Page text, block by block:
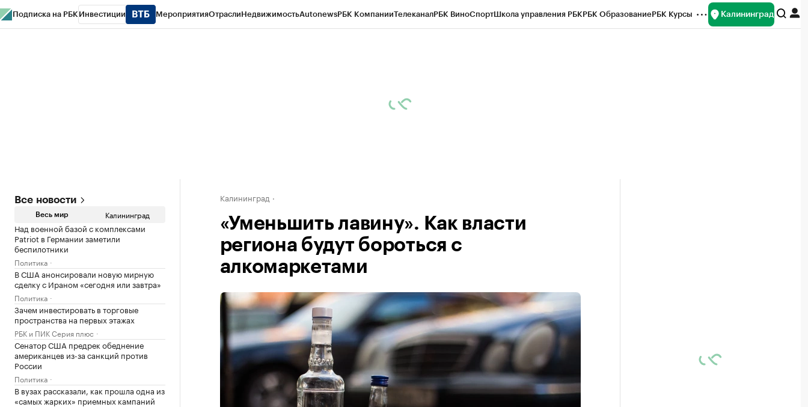
Подписка на РБК Инвестиции МероприятияОтраслиНедвижимостьAutonewsРБК КомпанииТелеканалРБК ВиноСпортШкола управления РБКРБК ОбразованиеРБК Курсы Калининград
Все новости
Весь мир Калининград
Над военной базой с комплексами
Patriot в Германии заметили
беспилотники
Политика
В США анонсировали новую мирную
сделку с Ираном «сегодня или завтра»
Политика
Зачем инвестировать в торговые
пространства на первых этажах
РБК и ПИК Серия плюс
Сенатор США предрек обеднение
американцев из-за санкций против
России
Политика
В вузах рассказали, как прошла одна из
«самых жарких» приемных кампаний
Калининград
«Уменьшить лавину». Как власти
региона будут бороться с
алкомаркетами